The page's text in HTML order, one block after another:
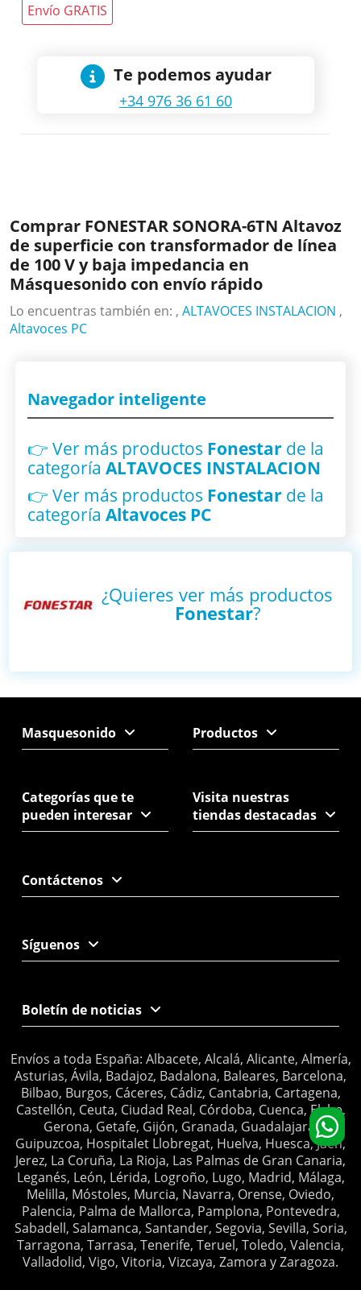
Envío GRATIS
Te podemos ayudar
+34 976 36 61 60
Comprar FONESTAR SONORA-6TN Altavoz
de superficie con transformador de línea
de 100 V y baja impedancia en
Másquesonido con envío rápido
Lo encuentras también en: ,ALTAVOCES INSTALACION ,
Altavoces PC
Navegador inteligente
👉 Ver más productos Fonestar de la
categoría ALTAVOCES INSTALACION
👉 Ver más productos Fonestar de la
categoría Altavoces PC
¿Quieres ver más productos
Fonestar?
Masquesonido Productos
Categorías que te
pueden interesar
Visita nuestras
tiendas destacadas
Contáctenos
Síguenos
Boletín de noticias
Envíos a toda España: Albacete, Alcalá, Alicante, Almería,
Asturias, Ávila, Badajoz, Badalona, Baleares, Barcelona,
Bilbao, Burgos, Cáceres, Cádiz, Cantabria, Cartagena,
Castellón, Ceuta, Ciudad Real, Córdoba, Cuenca, Elche,
Gerona, Getafe, Gijón, Granada, Guadalajara,
Guipuzcoa, Hospitalet Llobregat, Huelva, Huesca, Jaén,
Jerez, La Coruña, La Rioja, Las Palmas de Gran Canaria,
Leganés, León, Lérida, Logroño, Lugo, Madrid, Málaga,
Melilla, Móstoles, Murcia, Navarra, Orense, Oviedo,
Palencia, Palma de Mallorca, Pamplona, Pontevedra,
Sabadell, Salamanca, Santander, Segovia, Sevilla, Soria,
Tarragona, Tarrasa, Tenerife, Teruel, Toledo, Valencia,
Valladolid, Vigo, Vitoria, Vizcaya, Zamora y Zaragoza.